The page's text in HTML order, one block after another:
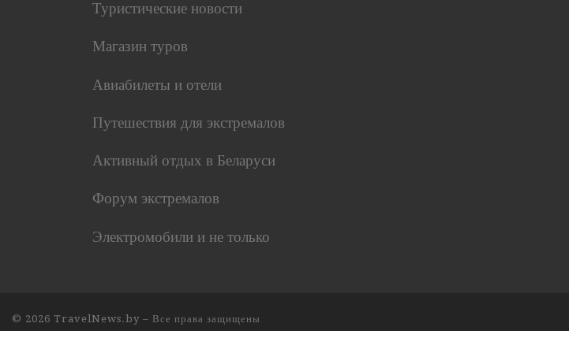
Туристические новости
Магазин туров
Авиабилеты и отели
Путешествия для экстремалов
Активный отдых в Беларуси
Форум экстремалов
Электромобили и не только
© 2026 TravelNews.by – Все права защищены